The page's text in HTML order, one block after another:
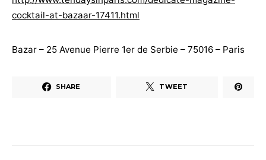
cocktail-at-bazaar-17411.html
Bazar – 25 Avenue Pierre 1er de Serbie – 75016 – Paris
SHARE TWEET